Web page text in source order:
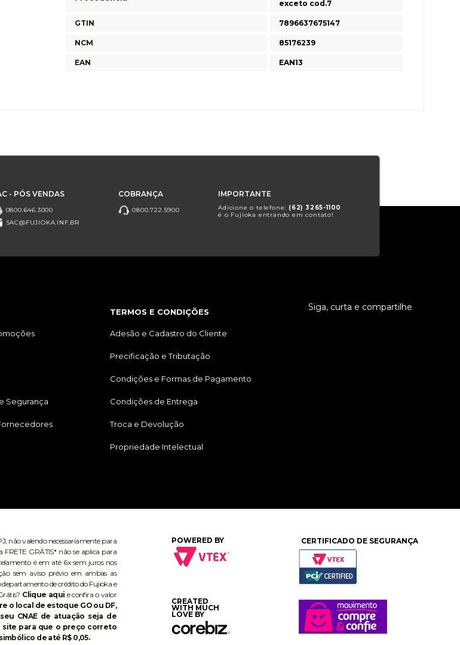
exceto cod.7
GTIN 7896637675147
NCM 85176239
EAN EAN13
- PÓS VENDAS
0800.646.3000
SAC@FUJIOKA.INF.BR
COBRANÇA
0800.722.5900
IMPORTANTE
Adicione o telefone: (62) 3265-1100
é o Fujioka entrando em contato!
Segurança
TERMOS E CONDIÇÕES
Adesão e Cadastro do Cliente
Precificação e Tributação
Condições e Formas de Pagamento
Condições de Entrega
Troca e Devolução
Propriedade Intelectual
Siga, curta e compartilhe
não valendo necessariamente para
FRETE GRÁTIS* não se aplica para
é em até 6x sem juros nos
sem aviso prévio em ambas as
departamento de crédito do Fujioka e
Clique aqui e confira o valor
o local de estoque GO ou DF,
CNAE de atuação seja de
site para que o preço correto
de até R$ 0,05.
POWERED BY
CREATED
WITH MUCH
LOVE BY
CERTIFICADO DE SEGURANÇA